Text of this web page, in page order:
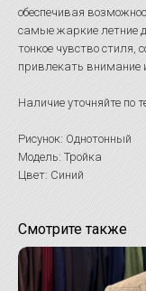
обеспечивая
самые жаркие летние
тонкое чувство стиля,
привлекать внимание
Наличие уточняйте по
Рисунок: Однотонный
Модель: Тройка
Цвет: Синий
Смотрите также